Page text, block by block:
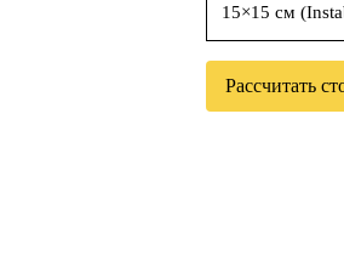
15×15 см
Рассчитать